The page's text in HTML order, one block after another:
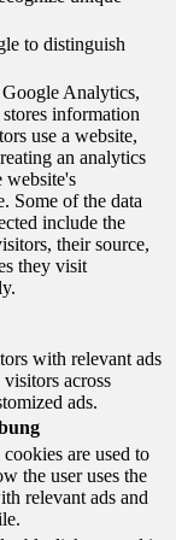
to distinguish
Analytics,
stores information
use a website,
an analytics
website's
Some of the data
include the
their source,
they visit
with relevant ads
across
ads.
are used to
the user uses the
relevant ads and